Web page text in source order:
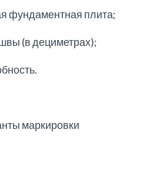
фундаментная плита;
(в дециметрах);
маркировки